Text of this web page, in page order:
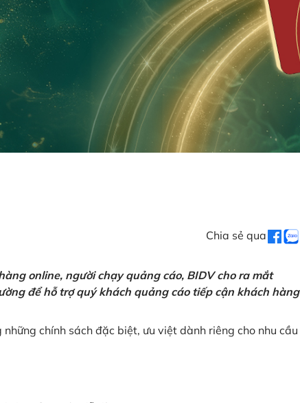
Chia sẻ qua
online, người chạy quảng cáo, BIDV cho ra mắt
để hỗ trợ quý khách quảng cáo tiếp cận khách hàng
chính sách đặc biệt, ưu việt dành riêng cho nhu cầu